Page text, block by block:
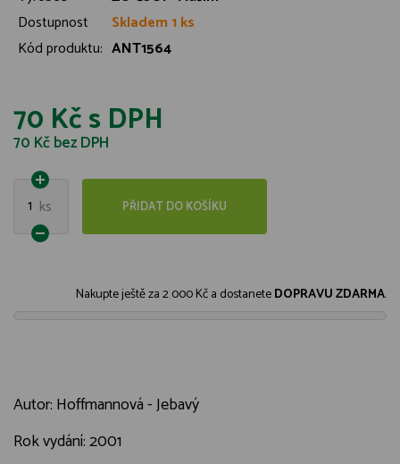
Dostupnost
Skladem 1 ks
Kód produktu: ANT1564
70 Kčs DPH
70 Kčbez DPH
1 ks PŘIDAT DO KOŠÍKU
Nakupte ještě za2 000 Kča dostaneteDOPRAVU ZDARMA.
Autor: Hoffmannová - Jebavý
Rok vydání: 2001